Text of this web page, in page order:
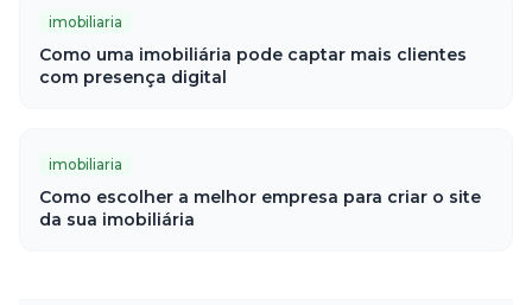
imobiliaria
Como uma imobiliária pode captar mais clientes
com presença digital
imobiliaria
Como escolher a melhor empresa para criar o site
da sua imobiliária